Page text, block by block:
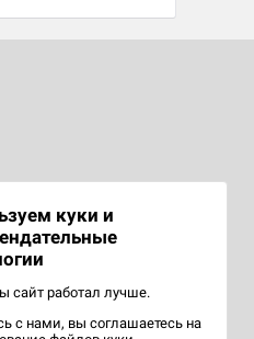
куки и
сайт работал лучше.
с нами, вы соглашаетесь на